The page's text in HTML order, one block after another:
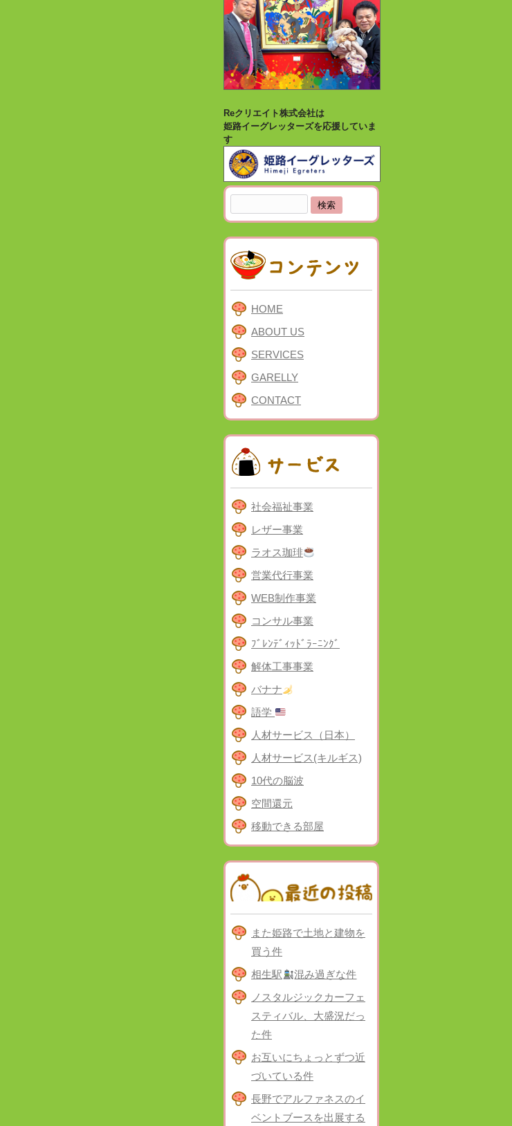
Reクリエイト株式会社は
姫路イーグレッターズを応援していま
す
索:
HOME
ABOUT US
SERVICES
GARELLY
CONTACT
社会福祉事業
レザー事業
ラオス珈琲
営業代行事業
WEB制作事業
コンサル事業
ﾌﾞﾚﾝﾃﾞｨｯﾄﾞﾗｰﾆﾝｸﾞ
解体工事事業
バナナ
語学
人材サービス（日本）
人材サービス(キルギス)
10代の脳波
空間還元
移動できる部屋
また姫路で土地と建物を
買う件
相生駅
混み過ぎな件
ノスタルジックカーフェ
スティバル、大盛況だっ
た件
お互いにちょっとずつ近
づいている件
長野でアルファネスのイ
ベントブースを出展する